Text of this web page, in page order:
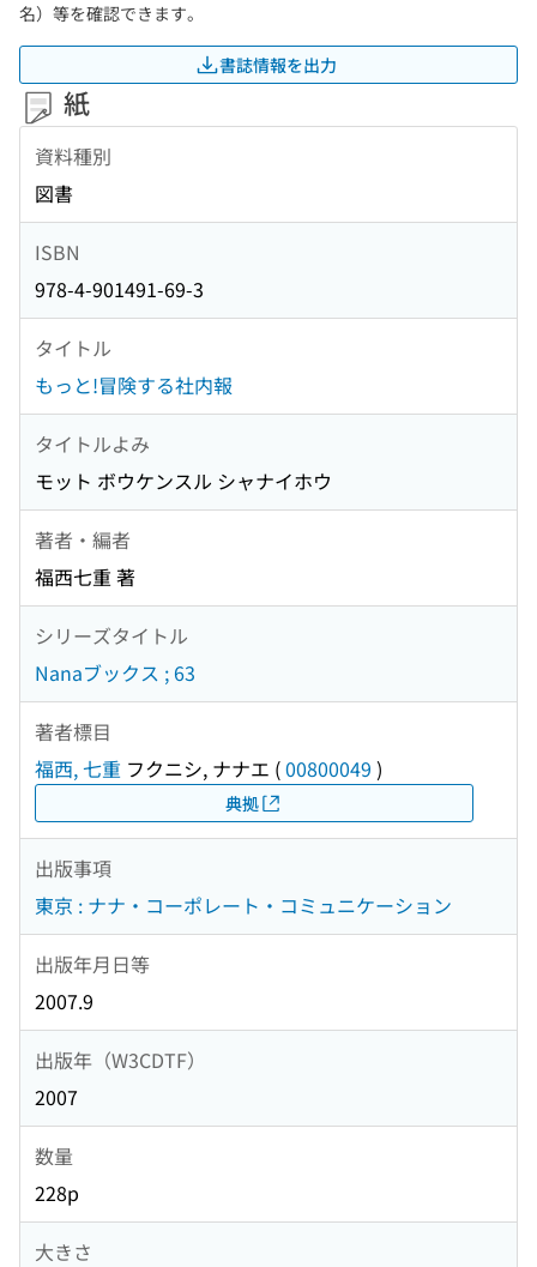
名）等を確認できます。
書誌情報を出力
紙
資料種別
図書
ISBN
978-4-901491-69-3
タイトル
もっと!冒険する社内報
タイトルよみ
モット ボウケンスル シャナイホウ
著者・編者
福西七重 著
シリーズタイトル
Nanaブックス ; 63
著者標目
福西, 七重 フクニシ, ナナエ (00800049 )
典拠
出版事項
東京 : ナナ・コーポレート・コミュニケーション
出版年月日等
2007.9
出版年（W3CDTF）
2007
数量
228p
大きさ